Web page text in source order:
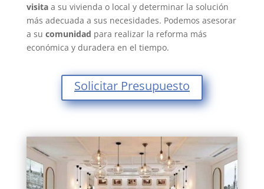
visitaa su vivienda o local y determinar la solución
más adecuada a sus necesidades. Podemos asesorar
a su comunidad para realizar la reforma más
económica y duradera en el tiempo.
Solicitar Presupuesto